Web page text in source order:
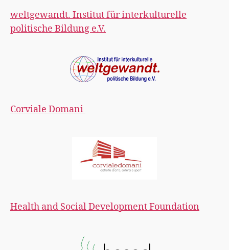
weltgewandt. Institut für interkulturelle
politische Bildung e.V.
Corviale Domani
Health and Social Development Foundation